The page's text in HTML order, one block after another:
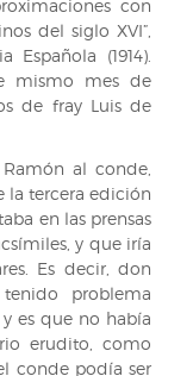
con
del siglo XVI”,
(1914).
mismo mes de
de fray Luis de
al conde,
la tercera edición
en las prensas
y que iría
Es decir, don
problema
es que no había
erudito, como
conde podía ser